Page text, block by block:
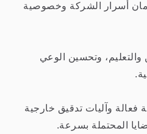
أسرار الشركة وخصوصية
والتعليم، وتحسين الوعي
فعالة وآليات تدقيق خارجية
المحتملة بسرعة.